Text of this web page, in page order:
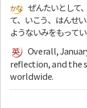
ぜんたいとして
て、いこう、はんせ
ようないみをもってい
Overall,
reflection, and the
worldwide.